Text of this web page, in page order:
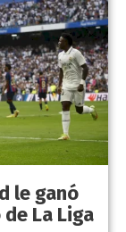
le ganó
La Liga